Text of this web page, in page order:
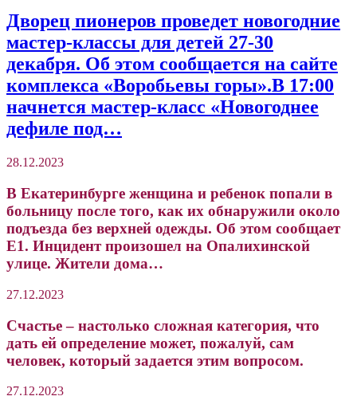
Дворец пионеров проведет новогодние
мастер-классы для детей 27-30
декабря. Об этом сообщается на сайте
комплекса «Воробьевы горы».В 17:00
начнется мастер-класс «Новогоднее
дефиле под…
28.12.2023
В Екатеринбурге женщина и ребенок попали в
больницу после того, как их обнаружили около
подъезда без верхней одежды. Об этом сообщает
Е1. Инцидент произошел на Опалихинской
улице. Жители дома…
27.12.2023
Счастье – настолько сложная категория, что
дать ей определение может, пожалуй, сам
человек, который задается этим вопросом.
27.12.2023